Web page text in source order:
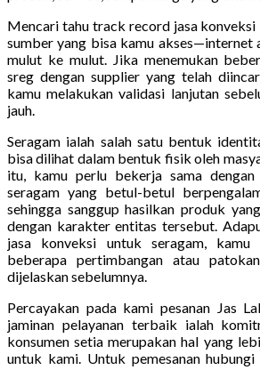
Mencari tahu track record jasa
sumber yang bisa kamu akses—internet
mulut ke mulut. Jika menemukan
sreg dengan supplier yang telah
kamu melakukan validasi lanjutan
jauh.
Seragam ialah salah satu bentuk
bisa dilihat dalam bentuk fisik oleh
itu, kamu perlu bekerja sama
seragam yang betul-betul
sehingga sanggup hasilkan produk
dengan karakter entitas tersebut.
jasa konveksi untuk seragam, kamu
beberapa pertimbangan atau
dijelaskan sebelumnya.
Percayakan pada kami pesanan Jas
jaminan pelayanan terbaik ialah
konsumen setia merupakan hal yang
untuk kami. Untuk pemesanan